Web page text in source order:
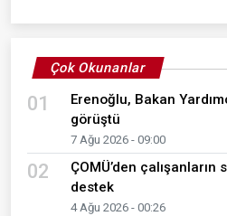
Çok Okunanlar
01
Erenoğlu, Bakan
görüştü
7 Ağu 2026 - 09:00
02
ÇOMÜ’den çalışanların
destek
4 Ağu 2026 - 00:26